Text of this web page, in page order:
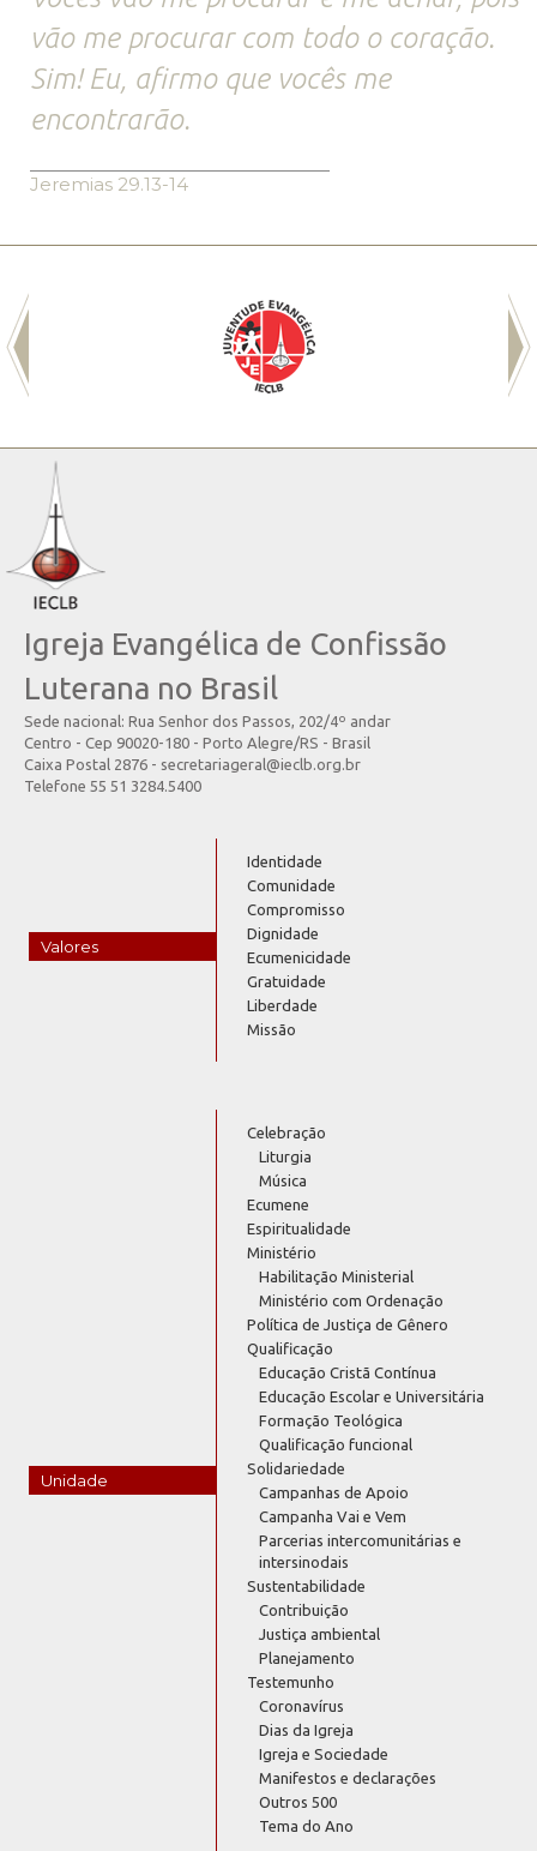
vão me procurar com todo o coração.
Sim! Eu, afirmo que vocês me
encontrarão.
Jeremias 29.13-14
Igreja Evangélica de Confissão
Luterana no Brasil
Sede nacional: Rua Senhor dos Passos, 202/4º andar
Centro - Cep 90020-180 - Porto Alegre/RS - Brasil
Caixa Postal 2876 - secretariageral@ieclb.org.br
Telefone 55 51 3284.5400
Valores
Identidade
Comunidade
Compromisso
Dignidade
Ecumenicidade
Gratuidade
Liberdade
Missão
Unidade
Celebração
Liturgia
Música
Ecumene
Espiritualidade
Ministério
Habilitação Ministerial
Ministério com Ordenação
Política de Justiça de Gênero
Qualificação
Educação Cristã Contínua
Educação Escolar e Universitária
Formação Teológica
Qualificação funcional
Solidariedade
Campanhas de Apoio
Campanha Vai e Vem
Parcerias intercomunitárias e
intersinodais
Sustentabilidade
Contribuição
Justiça ambiental
Planejamento
Testemunho
Coronavírus
Dias da Igreja
Igreja e Sociedade
Manifestos e declarações
Outros 500
Tema do Ano